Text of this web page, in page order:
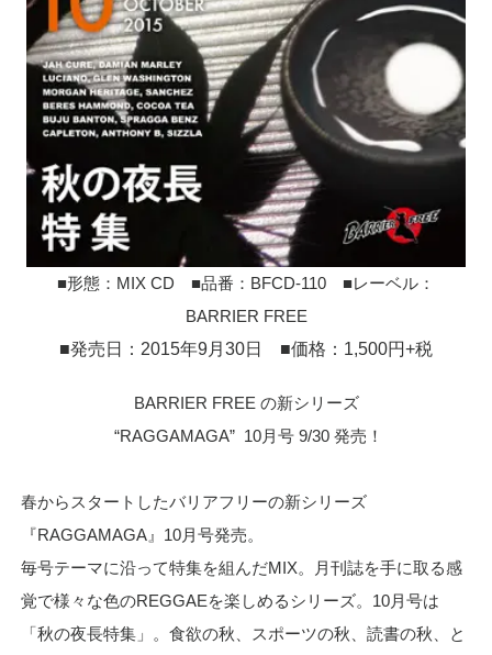
■形態：MIX CD ■品番：BFCD-110 ■レーベル：
BARRIER FREE
■発売日：2015年9月30日 ■価格：1,500円+税
BARRIER FREE の新シリーズ
“RAGGAMAGA” 10月号 9/30 発売！
春からスタートしたバリアフリーの新シリーズ
『RAGGAMAGA』10月号発売。
毎号テーマに沿って特集を組んだMIX。月刊誌を手に取る感
覚で様々な色のREGGAEを楽しめるシリーズ。10月号は
「秋の夜長特集」。食欲の秋、スポーツの秋、読書の秋、と